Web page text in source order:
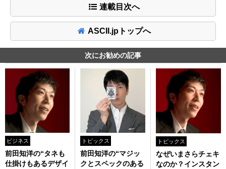
連載目次へ
ASCII.jpトップへ
次にお勧めの記事
ビジネス
前田知洋の“タネも
仕掛けもあるデザイ
トピックス
前田知洋の“マジッ
クとスペックのある
トピックス
なぜいまさらチェキ
なのか？インスタン